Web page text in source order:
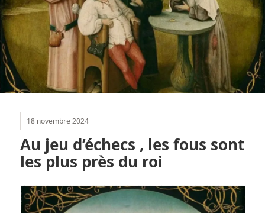
18 novembre 2024
Au jeu d’échecs , les fous sont
les plus près du roi